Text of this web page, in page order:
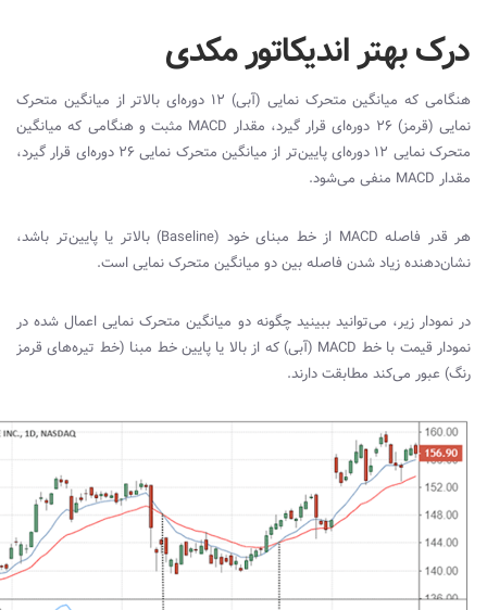
درک بهتر‌ اندیکاتور مکدی
هنگامی که میانگین متحرک نمایی (آبی) 12 دوره‌ای بالاتر از میانگین متحرک
نمایی (قرمز) 26 دوره‌ای قرار گیرد، مقدار
MACD مثبت و هنگامی که میانگین
متحرک نمایی 12 دوره‌ای پایین‌تر از میانگین متحرک نمایی 26 دوره‌ای قرار گیرد،
مقدار MACD منفی می‌شود.
هر قدر فاصله MACD از خط مبنای خود (Baseline) بالاتر یا پایین‌تر باشد،
نشان‌دهنده زیاد شدن فاصله بین دو میانگین متحرک نمایی است.
در نمودار زیر، می‌توانید ببینید چگونه دو میانگین متحرک نمایی اعمال شده در
نمودار قیمت با خط MACD (آبی) که از بالا یا پایین خط مبنا (خط تیره‌های قرمز
رنگ) عبور می‌کند مطابقت دارند.